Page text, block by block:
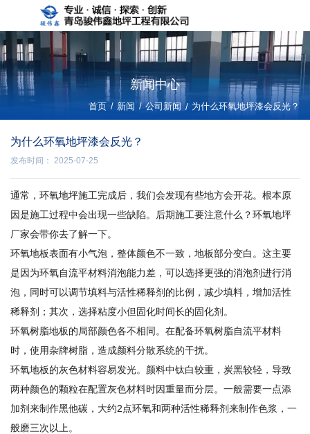
新闻中心
首页 / 新闻 /公司新闻 / 为什么环氧地坪漆会反光？
为什么环氧地坪漆会反光？
发布时间： 2025-07-25
通常，环氧地坪施工完成后，我们会发现有些地方会开花。根本原
因是施工过程中会出现一些缺陷。后期施工要注意什么？环氧地坪
厂家会带你去了解一下。
环氧地板表面有小气泡，整体颜色不一致，地板部分变白。这主要
是因为环氧自流平材料消泡能力差，可以选择更强的消泡剂进行消
泡，同时可以调节填料与活性稀释剂的比例，减少填料，增加活性
稀释剂；其次，选择粘度小但固化时间长的固化剂。
环氧树脂地板的局部颜色各不相同。在配备环氧树脂自流平材料
时，使用杂牌树脂，造成颜料分散系统的干扰。
环氧地板的灰色材料容易发光。颜料中钛白较重，炭黑较轻，导致
两种颜色的颗粒在配置灰色材料时因重量而分层。一般需要一点添
加剂来制作黑他碳，大约2点环氧和两种活性稀释剂来制作色浆，一
般磨三次以上。